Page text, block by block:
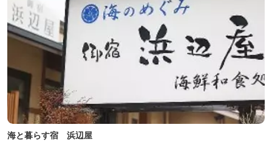
海と暮らす宿 浜辺屋